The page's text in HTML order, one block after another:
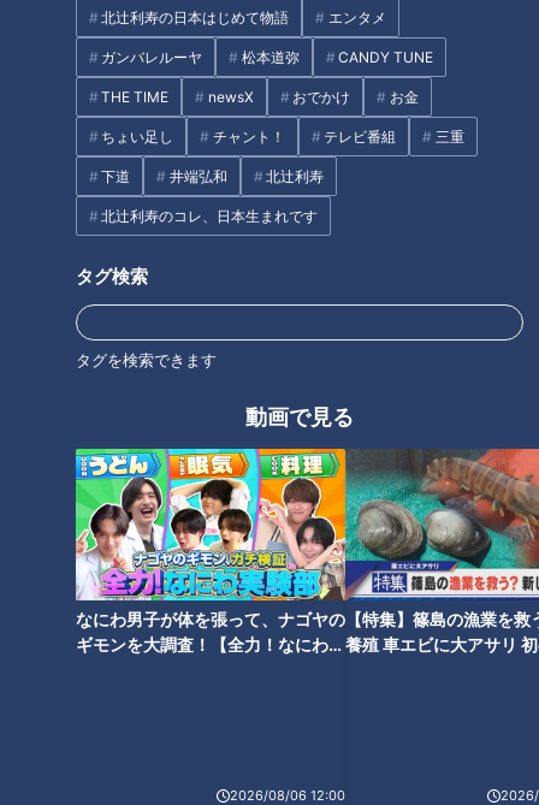
北辻利寿の日本はじめて物語 エンタメ
ガンバレルーヤ 松本道弥 CANDY TUNE
THE TIME newsX おでかけ お金
ちょい足し チャント！ テレビ番組 三重
下道 井端弘和 北辻利寿
北辻利寿のコレ、日本生まれです
タグ検索
タグを検索できます
動画で見る
なにわ男子が体を張って、ナゴヤの
ギモンを大調査！【全力！なにわ実
2026/08/06 12:00
【特集】篠島の漁業を救
養殖 車エビに大アサリ
前屈で床に手がつくようにな
る！？家で簡単にできる体が柔
らかくなるストレッチ第2弾！
タイムカプセルで50年前へ！三
重県誕生150周年記念
タグ
newsX
オススメ関連コンテンツ
夢のマイホームが雨漏り絶え
ず… 壁の中はボロボロに 外壁落
下の危険性も…不動産会社「話
し合いの解決を強く望む」
不気味な“赤い首” 艶のある体
｢クビアカツヤカミキリ｣ 樹木の
内部を食い荒らす 名古屋では過
去最悪ペースで被害拡大
い」 障害者の可能性を広げる驚
性が訴え